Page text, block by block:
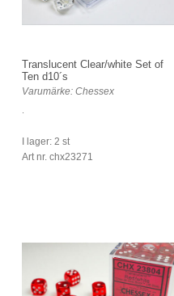
Translucent Clear/white Set of
Ten d10´s
Varumärke: Chessex
I lager: 2 st
Art nr. chx23271